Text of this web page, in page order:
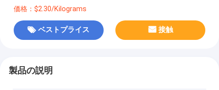
価格：$2.30/Kilograms
ベストプライス 接触
製品の説明